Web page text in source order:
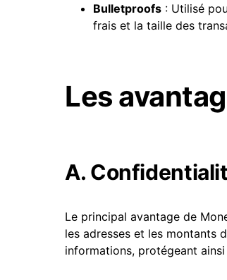
Bulletproofs : Utilisé
frais et la taille des
Les
A.
Le principal avantage de
les adresses et les montants
informations, protégeant